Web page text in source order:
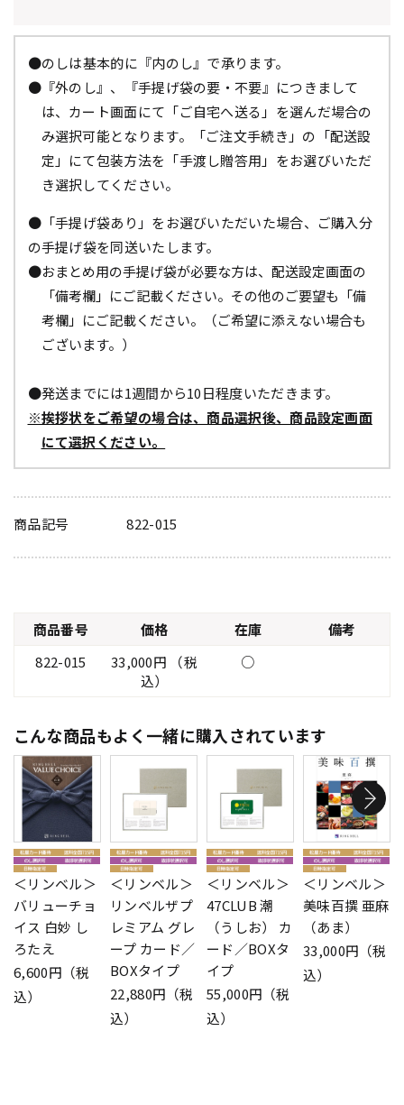
●のしは基本的に『内のし』で承ります。
●『外のし』、『手提げ袋の要・不要』につきまして
は、カート画面にて「ご自宅へ送る」を選んだ場合の
み選択可能となります。「ご注文手続き」の「配送設
定」にて包装方法を「手渡し贈答用」をお選びいただ
き選択してください。
●「手提げ袋あり」をお選びいただいた場合、ご購入分
の手提げ袋を同送いたします。
●おまとめ用の手提げ袋が必要な方は、配送設定画面の
「備考欄」にご記載ください。その他のご要望も「備
考欄」にご記載ください。（ご希望に添えない場合も
ございます。）
●発送までには1週間から10日程度いただきます。
※挨拶状をご希望の場合は、商品選択後、商品設定画面
にて選択ください。
商品記号 822-015
商品番号 価格 在庫
備考
822-015
33,000円 （税
込）
○
こんな商品もよく一緒に購入されています
＜リンベル＞
バリューチョ
イス 白妙 し
ろたえ
6,600円（税
込）
＜リンベル＞
リンベルザプ
レミアム グレ
ープ カード／
BOXタイプ
22,880円（税
込）
＜リンベル＞
47CLUB 潮
（うしお） カ
ード／BOXタ
イプ
55,000円（税
込）
＜リンベル＞
美味百撰 亜麻
（あま）
33,000円（税
込）